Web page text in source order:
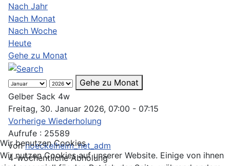
Nach Jahr
Nach Monat
Nach Woche
Heute
Gehe zu Monat
Gehe zu Monat
Gelber Sack 4w
Freitag, 30. Januar 2026, 07:00 - 07:15
Vorherige Wiederholung
Aufrufe : 25589
vonhoeckelheim_net_adm
4-wöchentliche Abholung
Wir benutzen Cookies
Wir nutzen Cookies auf unserer Website. Einige von ihnen